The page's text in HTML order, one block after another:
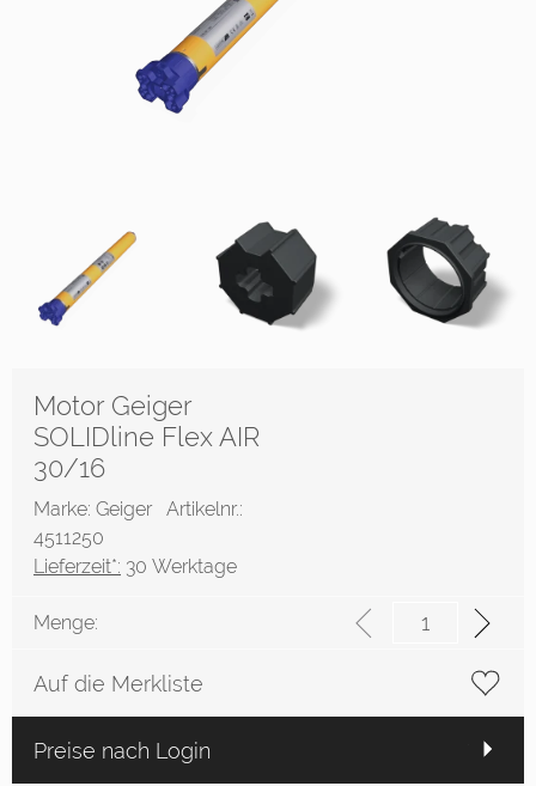
Motor Geiger
SOLIDline Flex AIR
30/16
Marke: Geiger Artikelnr.:
4511250
Lieferzeit*: 30 Werktage
Menge:
Auf die Merkliste
Preise nach Login